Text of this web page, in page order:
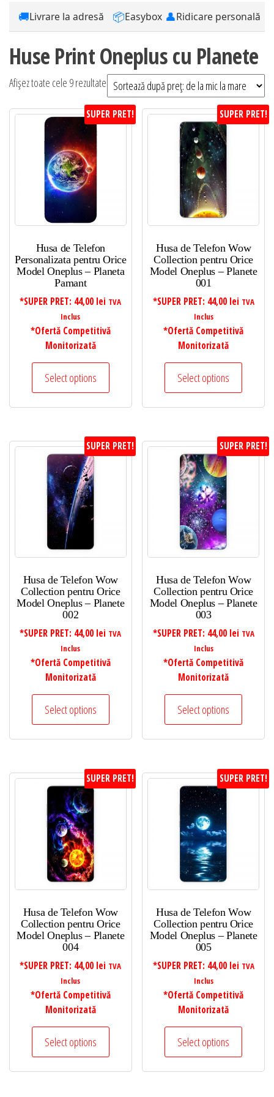
🚚Livrare la adresă 📦Easybox 👤Ridicare personală
Huse Print Oneplus cu Planete
Afișez toate cele 9 rezultate Sortat
după
preț:
SUPER PRET!
Husa de Telefon
Personalizata pentru Orice
Model Oneplus – Planeta
Pamant
*SUPER PRET: 44,00 lei TVA
Inclus
*Ofertă Competitivă
Monitorizată
Select options
SUPER PRET!
Husa de Telefon Wow
Collection pentru Orice
Model Oneplus – Planete
001
*SUPER PRET: 44,00 lei TVA
Inclus
*Ofertă Competitivă
Monitorizată
Select options
SUPER PRET!
Husa de Telefon Wow
Collection pentru Orice
Model Oneplus – Planete
002
*SUPER PRET: 44,00 lei TVA
Inclus
*Ofertă Competitivă
Monitorizată
Select options
SUPER PRET!
Husa de Telefon Wow
Collection pentru Orice
Model Oneplus – Planete
003
*SUPER PRET: 44,00 lei TVA
Inclus
*Ofertă Competitivă
Monitorizată
Select options
SUPER PRET!
Husa de Telefon Wow
Collection pentru Orice
Model Oneplus – Planete
004
*SUPER PRET: 44,00 lei TVA
Inclus
*Ofertă Competitivă
Monitorizată
Select options
SUPER PRET!
Husa de Telefon Wow
Collection pentru Orice
Model Oneplus – Planete
005
*SUPER PRET: 44,00 lei TVA
Inclus
*Ofertă Competitivă
Monitorizată
Select options